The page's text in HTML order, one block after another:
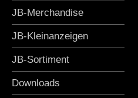
JB-Merchandise
JB-Kleinanzeigen
JB-Sortiment
Downloads